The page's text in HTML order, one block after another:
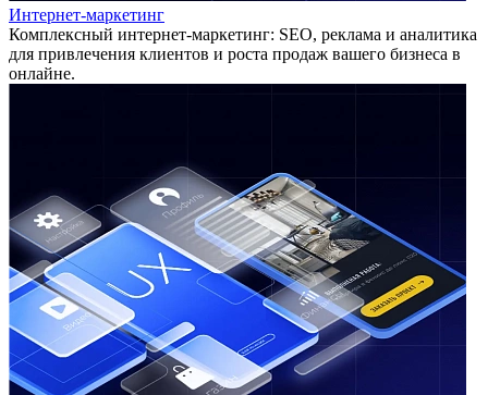
Интернет-маркетинг
Комплексный интернет-маркетинг: SEO, реклама и аналитика
для привлечения клиентов и роста продаж вашего бизнеса в
онлайне.